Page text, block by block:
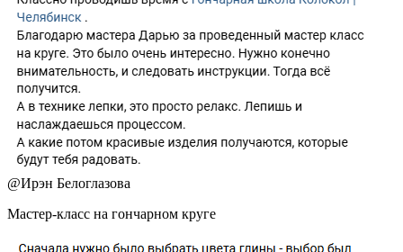
@Ирэн Белоглазова
Мастер-класс на гончарном круге